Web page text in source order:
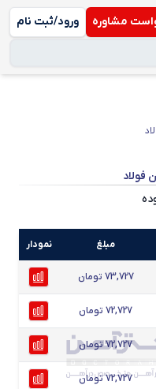
مشاوره ورود/ثبت نام
فولاد
مبلغ نمودار
73,727 تومان
72,727 تومان
72,727 تومان
72,727 تومان